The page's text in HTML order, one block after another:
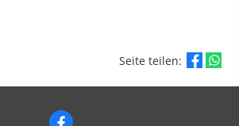
Seite teilen: